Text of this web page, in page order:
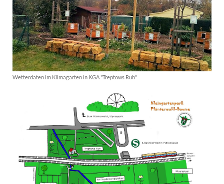
Wetterdaten im Klimagarten in KGA "Treptows Ruh"